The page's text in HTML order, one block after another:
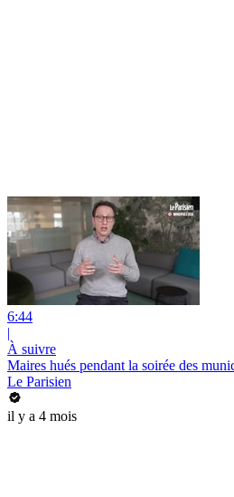
6:44
|
À suivre
Maires hués pendant la soirée des
Le Parisien
il y a 4 mois